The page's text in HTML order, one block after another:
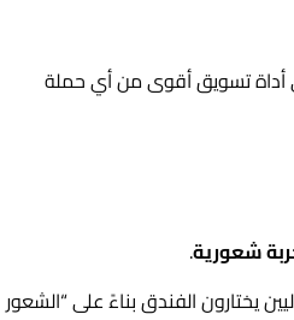
أداة تسويق أقوى من أي حملة
شعورية.
يختارون الفندق بناءً على “الشعور